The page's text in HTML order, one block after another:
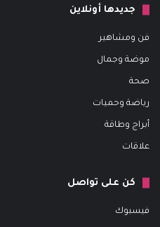
جديدها أونلاين
فن ومشاهير
موضة وجمال
صحة
رياضة وحميات
أبراج وطاقة
علاقات
كن على تواصل
فيسبوك